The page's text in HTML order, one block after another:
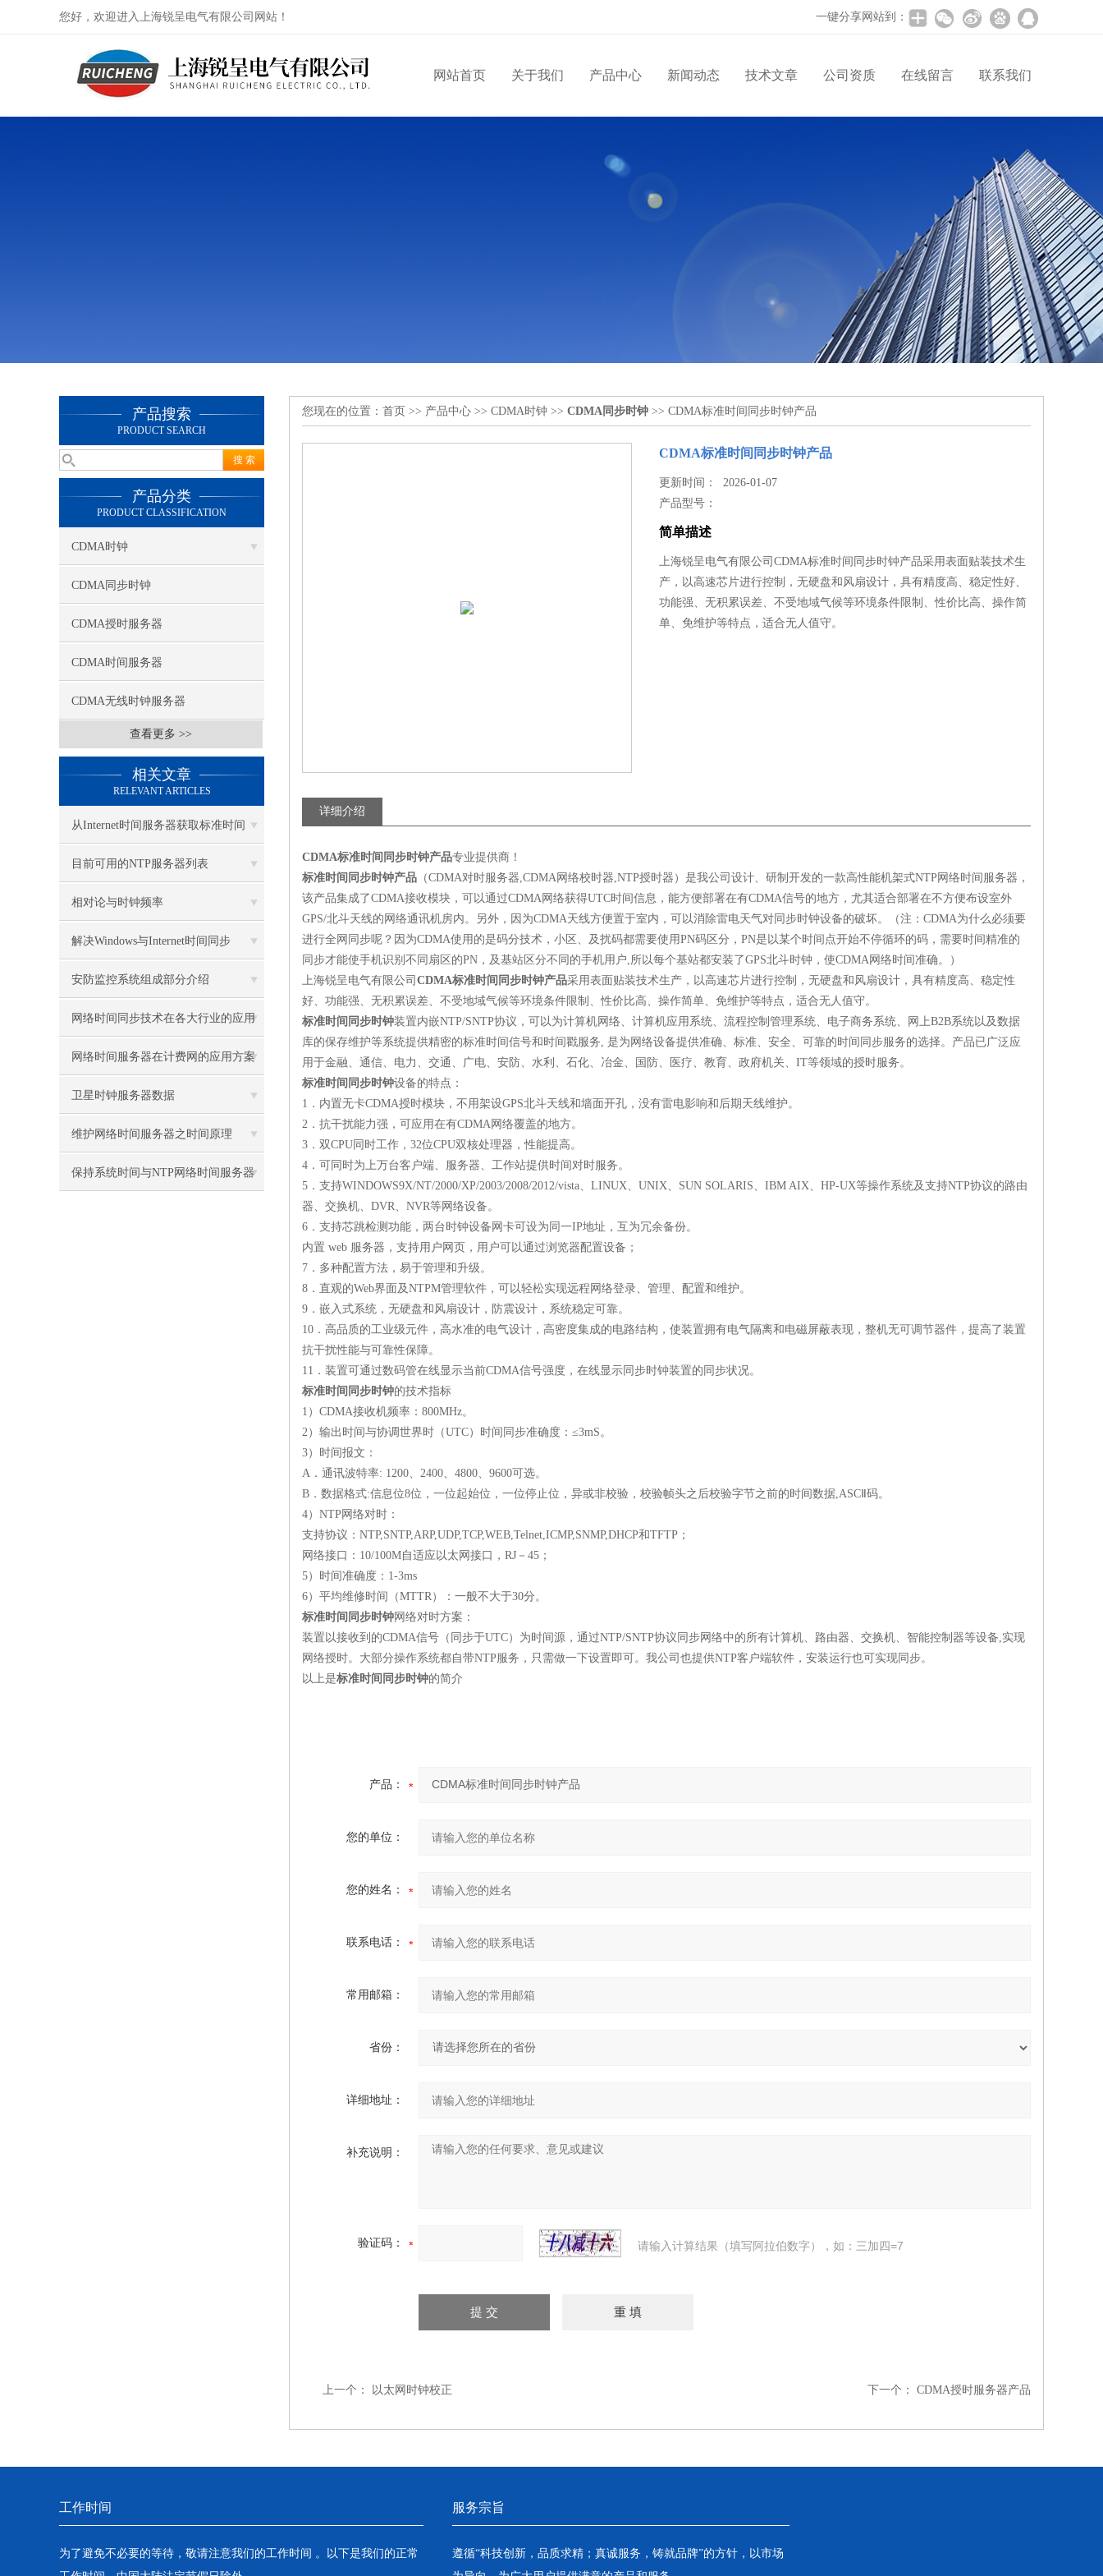
您好，欢迎进入上海锐呈电气有限公司网站！ 一键分享网站到：
网站首页 关于我们 产品中心 新闻动态 技术文章 公司资质 在线留言 联系我们
产品搜索
PRODUCT SEARCH
产品分类
PRODUCT CLASSIFICATION
CDMA时钟
CDMA同步时钟
CDMA授时服务器
CDMA时间服务器
CDMA无线时钟服务器
查看更多 >>
相关文章
RELEVANT ARTICLES
从Internet时间服务器获取标准时间
目前可用的NTP服务器列表
相对论与时钟频率
解决Windows与Internet时间同步
安防监控系统组成部分介绍
网络时间同步技术在各大行业的应用
网络时间服务器在计费网的应用方案
卫星时钟服务器数据
维护网络时间服务器之时间原理
保持系统时间与NTP网络时间服务器
您现在的位置： 首页 >> 产品中心 >> CDMA时钟 >> CDMA同步时钟 >> CDMA标准时间同步时钟产品
CDMA标准时间同步时钟产品
更新时间： 2026-01-07
产品型号：
简单描述
上海锐呈电气有限公司CDMA标准时间同步时钟产品采用表面贴装技术生
产，以高速芯片进行控制，无硬盘和风扇设计，具有精度高、稳定性好、
功能强、无积累误差、不受地域气候等环境条件限制、性价比高、操作简
单、免维护等特点，适合无人值守。
详细介绍
CDMA标准时间同步时钟产品专业提供商！
标准时间同步时钟产品 （CDMA对时服务器,CDMA网络校时器,NTP授时器）是我公司设计、研制开发的一款高性能机架式NTP 网络时间服务器，
该产品集成了CDMA接收模块，可以通过CDMA网络获得UTC时间信息，能方便部署在有CDMA信号的地方，尤其适合部署在不方便布设室外
GPS/北斗天线的网络通讯机房内。另外，因为CDMA天线方便置于室内，可以消除雷电天气对同步时钟设备的破坏。（注： CDMA为什么必须要
进行全网同步呢？因为CDMA使用的是码分技术，小区、及扰码都需要使用PN码区分， PN是以某个时间点开始不停循环的码，需要时间精准的
同步才能使手机识别不同扇区的PN ，及基站区分不同的手机用户,所以每个基站都安装了GPS北斗时钟，使CDMA网络时间准确。）
上海锐呈电气有限公司 CDMA标准时间同步时钟产品采用表面贴装技术生产，以高速芯片进行控制，无硬盘和风扇设计，具有精度高、稳定性
好、功能强、无积累误差、不受地域气候等环境条件限制、性价比高、操作简单、免维护等特点，适合无人值守。
标准时间同步时钟装置内嵌NTP/SNTP协议，可以为计算机网络、计算机应用系统、流程控制管理系统、电子商务系统、网上B2B系统以及数据
库的保存维护等系统提供精密的标准时间信号和时间戳服务, 是为网络设备提供准确、标准、安全、可靠的时间同步服务的选择。产品已广泛应
用于金融、通信、电力、交通、广电、安防、水利、石化、冶金、国防、医疗、教育、政府机关、 IT等领域的授时服务。
标准时间同步时钟设备的特点：
1 ．内置无卡CDMA授时模块，不用架设GPS北斗天线和墙面开孔，没有雷电影响和后期天线维护。
2 ．抗干扰能力强，可应用在有CDMA网络覆盖的地方。
3 ．双CPU 同时工作， 32位CPU双核处理器，性能提高。
4 ．可同时为上万台客户端、服务器、工作站提供时间对时服务。
5 ．支持WINDOWS9X/NT/2000/XP/2003/2008/2012/vista、 LINUX、 UNIX、 SUN SOLARIS、 IBM AIX、 HP-UX等操作系统及支持NTP协议的路由
器、交换机、 DVR、 NVR等网络设备。
6 ．支持芯跳检测功能，两台时钟设备网卡可设为同一IP地址，互为冗余备份。
内置 web 服务器，支持用户网页，用户可以通过浏览器配置设备；
7 ．多种配置方法，易于管理和升级。
8 ．直观的Web界面及NTPM管理软件，可以轻松实现远程网络登录、管理、配置和维护。
9 ．嵌入式系统，无硬盘和风扇设计，防震设计，系统稳定可靠。
10 ．高品质的工业级元件，高水准的电气设计，高密度集成的电路结构，使装置拥有电气隔离和电磁屏蔽表现，整机无可调节器件，提高了装置
抗干扰性能与可靠性保障。
11 ．装置可通过数码管在线显示当前CDMA信号强度，在线显示同步时钟装置的同步状况。
标准时间同步时钟的技术指标
1 ） CDMA接收机频率： 800MHz。
2）输出时间与协调世界时（UTC）时间同步准确度：≤3mS。
3）时间报文：
A ．通讯波特率: 1200、 2400、 4800、 9600可选。
B ．数据格式:信息位8位，一位起始位，一位停止位，异或非校验，校验帧头之后校验字节之前的时间数据,ASC Ⅱ码。
4） NTP 网络对时：
支持协议： NTP,SNTP,ARP,UDP,TCP,WEB,Telnet,ICMP,SNMP,DHCP和TFTP ；
网络接口： 10/100M自适应以太网接口， RJ － 45 ；
5）时间准确度： 1-3ms
6） 平均维修时间（MTTR）：一般不大于30分。
标准时间同步时钟网络对时方案：
装置以接收到的CDMA信号（同步于UTC）为时间源，通过NTP/SNTP协议同步网络中的所有计算机、路由器、交换机、智能控制器等设备,实现
网络授时。大部分操作系统都自带NTP服务，只需做一下设置即可。我公司也提供NTP客户端软件，安装运行也可实现同步。
以上是标准时间同步时钟的简介
产品：
您的单位：
您的姓名：
联系电话：
常用邮箱：
省份：
详细地址：
补充说明：
验证码： 请输入计算结果（填写阿拉伯数字），如：三加四=7
上一个： 以太网时钟校正 下一个： CDMA授时服务器产品
工作时间
为了避免不必要的等待，敬请注意我们的工作时间 。以下是我们的正常
服务宗旨
遵循“科技创新，品质求精；真诚服务，铸就品牌”的方针，以市场